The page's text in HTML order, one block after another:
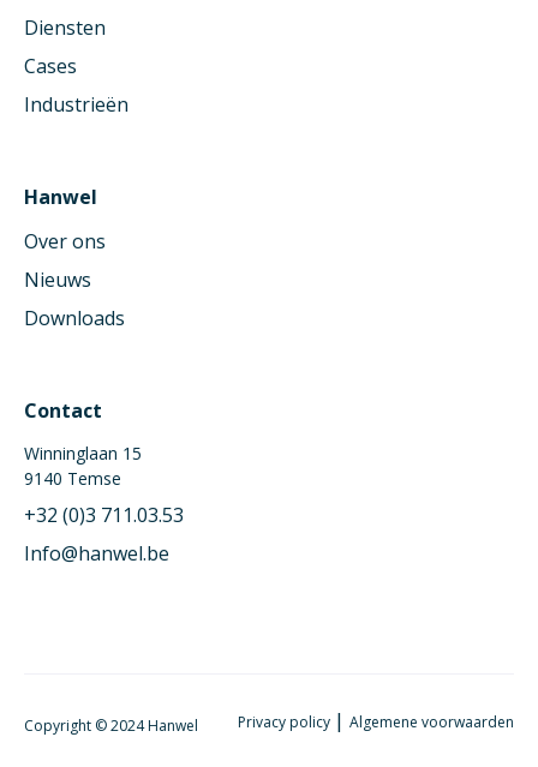
Diensten
Cases
Industrieën
Hanwel
Over ons
Nieuws
Downloads
Contact
Winninglaan 15
9140 Temse
+32 (0)3 711.03.53
Info@hanwel.be
Copyright © 2024 Hanwel Privacy policy | Algemene voorwaarden